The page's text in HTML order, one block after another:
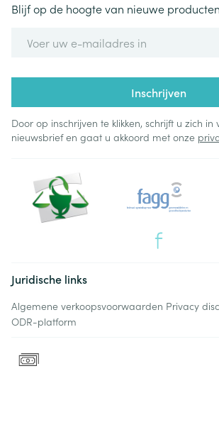
Blijf op de hoogte van nieuwe
Inschrijven
Door op inschrijven te klikken, schrijft u zich in
nieuwsbrief en gaat u akkoord met onze
Juridische links
Algemene verkoopsvoorwaarden Privacy
ODR-platform